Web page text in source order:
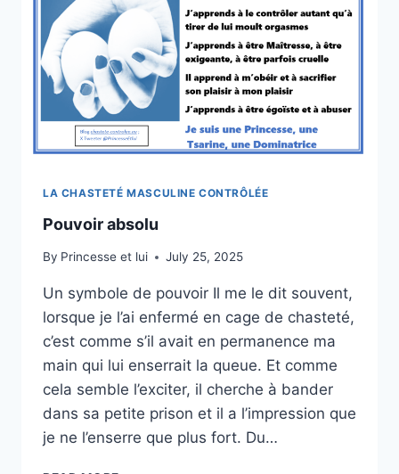
LA CHASTETÉ MASCULINE CONTRÔLÉE
Pouvoir absolu
By Princesse et lui July 25, 2025
Un symbole de pouvoir Il me le dit souvent,
lorsque je l’ai enfermé en cage de chasteté,
c’est comme s’il avait en permanence ma
main qui lui enserrait la queue. Et comme
cela semble l’exciter, il cherche à bander
dans sa petite prison et il a l’impression que
je ne l’enserre que plus fort. Du…